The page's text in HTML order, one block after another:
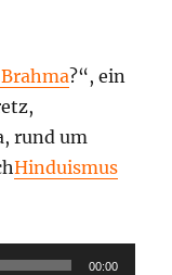
?“, ein
rund um
Hinduismus
00:00